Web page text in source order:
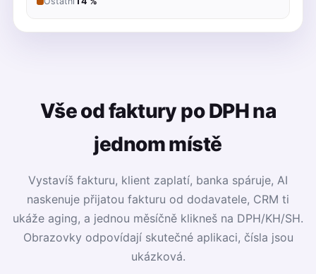
Vše od faktury po DPH na
jednom místě
Vystavíš fakturu, klient zaplatí, banka spáruje, AI
naskenuje přijatou fakturu od dodavatele, CRM ti
ukáže aging, a jednou měsíčně klikneš na DPH/KH/SH.
Obrazovky odpovídají skutečné aplikaci, čísla jsou
ukázková.